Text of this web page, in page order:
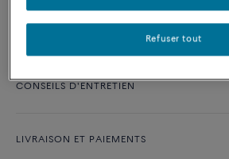
CONSEILS D'ENTRETIEN
LIVRAISON ET PAIEMENTS
Refuser tout